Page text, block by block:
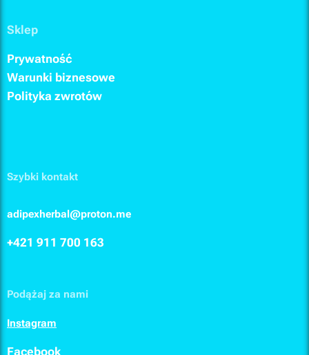
Sklep
Prywatność
Warunki biznesowe
Polityka zwrotów
Szybki kontakt
adipexherbal@proton.me
+421 911 700 163
Podążaj za nami
Instagram
Facebook